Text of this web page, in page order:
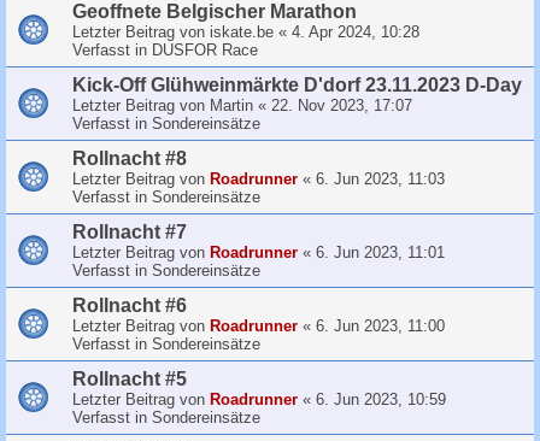
Geoffnete Belgischer Marathon
Letzter Beitrag von iskate.be « 4. Apr 2024, 10:28
Verfasst in DUSFOR Race
Kick-Off Glühweinmärkte D'dorf 23.11.2023 D-Day
Letzter Beitrag von Martin « 22. Nov 2023, 17:07
Verfasst in Sondereinsätze
Rollnacht #8
Letzter Beitrag von Roadrunner « 6. Jun 2023, 11:03
Verfasst in Sondereinsätze
Rollnacht #7
Letzter Beitrag von Roadrunner « 6. Jun 2023, 11:01
Verfasst in Sondereinsätze
Rollnacht #6
Letzter Beitrag von Roadrunner « 6. Jun 2023, 11:00
Verfasst in Sondereinsätze
Rollnacht #5
Letzter Beitrag von Roadrunner « 6. Jun 2023, 10:59
Verfasst in Sondereinsätze